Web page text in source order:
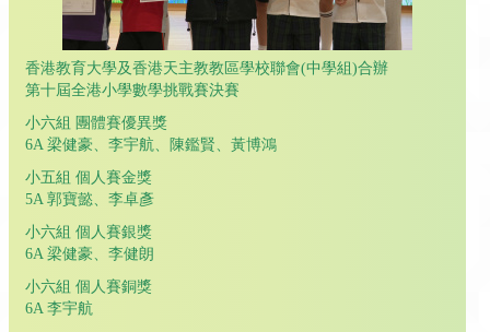
香港教育大學及香港天主教教區學校聯會(中學組)合辦
第十屆全港小學數學挑戰賽決賽
小六組 團體賽優異獎
6A 梁健豪、李宇航、陳鑑賢、黃博鴻
小五組 個人賽金獎
5A 郭寶懿、李卓彥
小六組 個人賽銀獎
6A 梁健豪、李健朗
小六組 個人賽銅獎
6A 李宇航